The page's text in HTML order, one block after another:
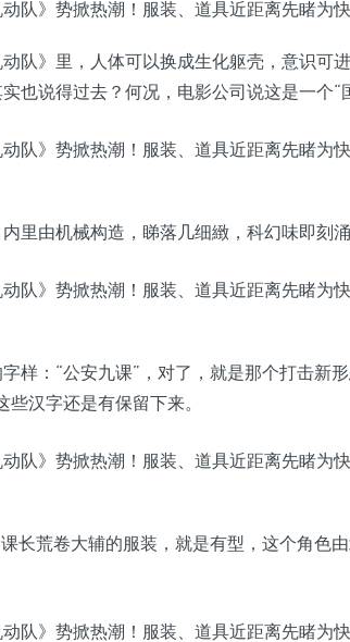
队》里，人体可以换成生化躯壳，意识可
也说得过去？何况，电影公司说这是一个“
里由机械构造，睇落几细緻，科幻味即刻涌
样：“公安九课”，对了，就是那个打击新
些汉字还是有保留下来。
课长荒卷大辅的服装，就是有型，这个角色